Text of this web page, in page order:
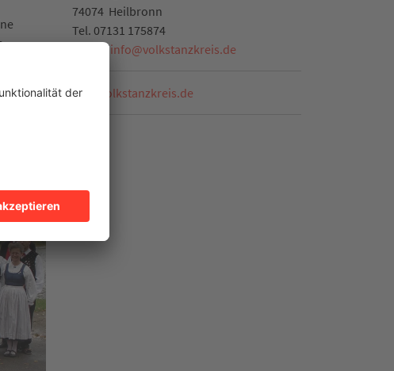
74074 Heilbronn
Tel. 07131 175874
E-Mail:info@volkstanzkreis.de
www.volkstanzkreis.de